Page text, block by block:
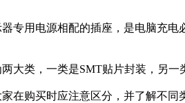
用电源相配的插座，是电脑充电
类，一类是SMT贴片封装，另一
购买时应注意区分，并了解不同